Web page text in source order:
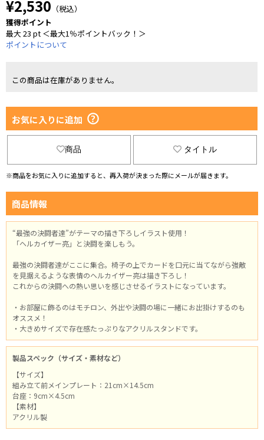
¥2,530 （税込）
獲得ポイント
最大 23 pt ＜最大1％ポイントバック！＞
ポイントについて
この商品は在庫がありません。
お気に入りに追加
商品 タイトル
※商品をお気に入りに追加すると、再入荷が決まった際にメールが届きます。
商品情報
“最強の決闘者達”がテーマの描き下ろしイラスト使用！
「ヘルカイザー亮」と決闘を楽しもう。
最強の決闘者達がここに集合。椅子の上でカードを口元に当てながら強敵
を見据えるような表情のヘルカイザー亮は描き下ろし！
これからの決闘への熱い思いを感じさせるイラストになっています。
・お部屋に飾るのはモチロン、外出や決闘の場に一緒にお出掛けするのも
オススメ！
・大きめサイズで存在感たっぷりなアクリルスタンドです。
製品スペック（サイズ・素材など）
【サイズ】
組み立て前メインプレート：21cm×14.5cm
台座：9cm×4.5cm
【素材】
アクリル製